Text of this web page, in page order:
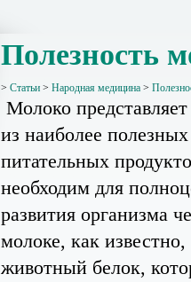
Полезность
> Статьи > Народная медицина >
Молоко
из наиболее
питательных
необходим для
развития организма
молоке, как
животный белок,